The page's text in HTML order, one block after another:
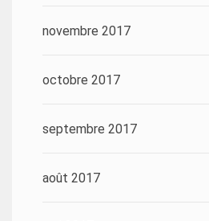
novembre 2017
octobre 2017
septembre 2017
août 2017